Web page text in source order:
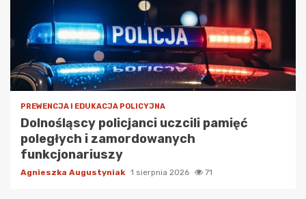
PREWENCJA I EDUKACJA POLICYJNA
Dolnośląscy policjanci uczcili pamięć
poległych i zamordowanych
funkcjonariuszy
Agnieszka Augustyniak 1 sierpnia 2026 71